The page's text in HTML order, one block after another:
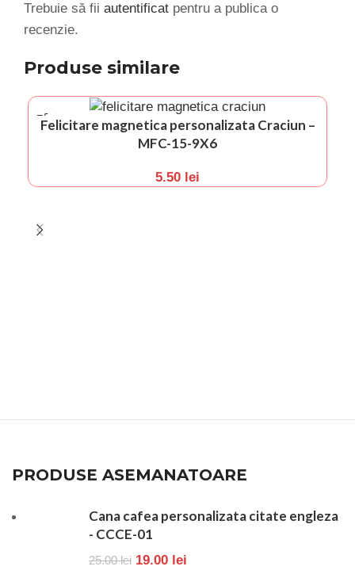
Trebuie să fii autentificat pentru a publica o
recenzie.
Produse similare
Felicitare magnetica personalizata Craciun –
MFC-15-9X6
5.50 lei
PRODUSE ASEMANATOARE
Cana cafea personalizata citate engleza
- CCCE-01
25.00lei 19.00 lei